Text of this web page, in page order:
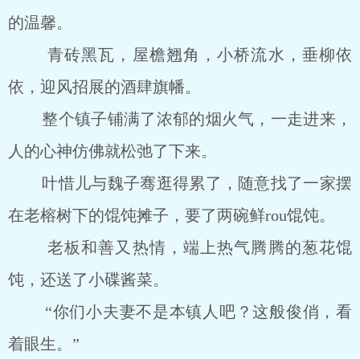
的温馨。
青砖黑瓦，屋檐翘角，小桥流水，垂柳依
依，迎风招展的酒肆旗幡。
整个镇子铺满了浓郁的烟火气，一走进来，
人的心神仿佛就松弛了下来。
叶惜儿与魏子骞逛得累了，随意找了一家摆
在老榕树下的馄饨摊子，要了两碗鲜rou馄饨。
老板和善又热情，端上热气腾腾的葱花馄
饨，还送了小碟酱菜。
“你们小夫妻不是本镇人吧？这般俊俏，看
着眼生。”